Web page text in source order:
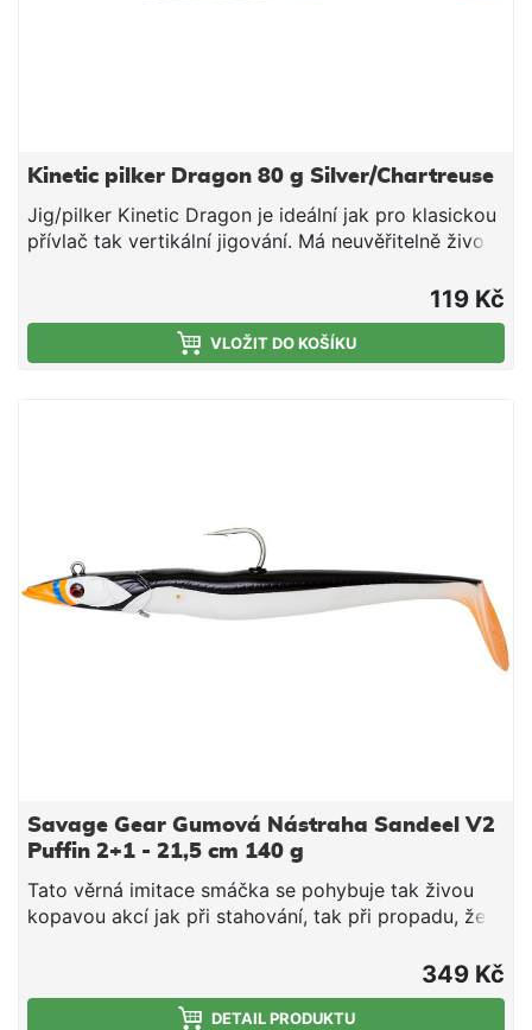
Kinetic pilker Dragon 80 g Silver/Chartreuse
Jig/pilker Kinetic Dragon je ideální jak pro klasickou
přívlač tak vertikální jigování. Má neuvěřitelně živou
Napodobuje chutnou rybičku a perfektně funguje jak
na tresky obecené, tresky tmavé tak makrely.
Bezolovnatý zinkový materiál 3D holografické oči
Ocelový háček Perma Kroužek z nerezové oceli Živý
119 Kč
VLOŽIT DO KOŠÍKU
Savage Gear Gumová Nástraha Sandeel V2
Puffin 2+1 - 21,5 cm 140 g
Tato věrná imitace smáčka se pohybuje tak živou
kopavou akcí jak při stahování, tak při propadu, že
hlavička dává nástraze perfektní kolébavou akci.
Tělo je možné k hlavičce připevnit pomocí
speciálního kolíčku, který vytváří jednoduché a
349 Kč
DETAIL PRODUKTU